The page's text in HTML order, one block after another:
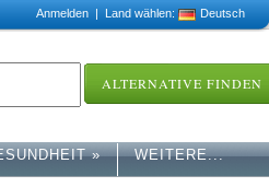
Anmelden | Land wählen: Deutsch
ALTERNATIVE FINDEN
» WEITERE...